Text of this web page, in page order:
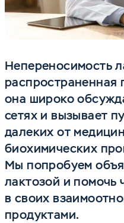
Непереносимость
распространенная
она широко
сетях и вызывает
далеких от
биохимических
Мы попробуем
лактозой и помочь
в своих
продуктами.